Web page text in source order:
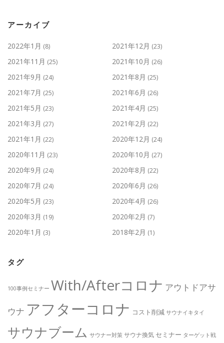
アーカイブ
2022年1月 (8) 2021年12月 (23)
2021年11月 (25) 2021年10月 (26)
2021年9月 (24) 2021年8月 (25)
2021年7月 (25) 2021年6月 (26)
2021年5月 (23) 2021年4月 (25)
2021年3月 (27) 2021年2月 (22)
2021年1月 (22) 2020年12月 (24)
2020年11月 (23) 2020年10月 (27)
2020年9月 (24) 2020年8月 (22)
2020年7月 (24) 2020年6月 (26)
2020年5月 (23) 2020年4月 (26)
2020年3月 (19) 2020年2月 (7)
2020年1月 (3) 2018年2月 (1)
タグ
100事例セミナー With/Afterコロナ アウトドアサ
ウナ アフターコロナ コスト削減 サウナイキタイ
サウナブーム サウナー対策 サウナ換気 セミナー ターゲット戦